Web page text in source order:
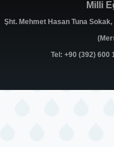
Milli
Şht. Mehmet Hasan Tuna
Tel: +90 (392)